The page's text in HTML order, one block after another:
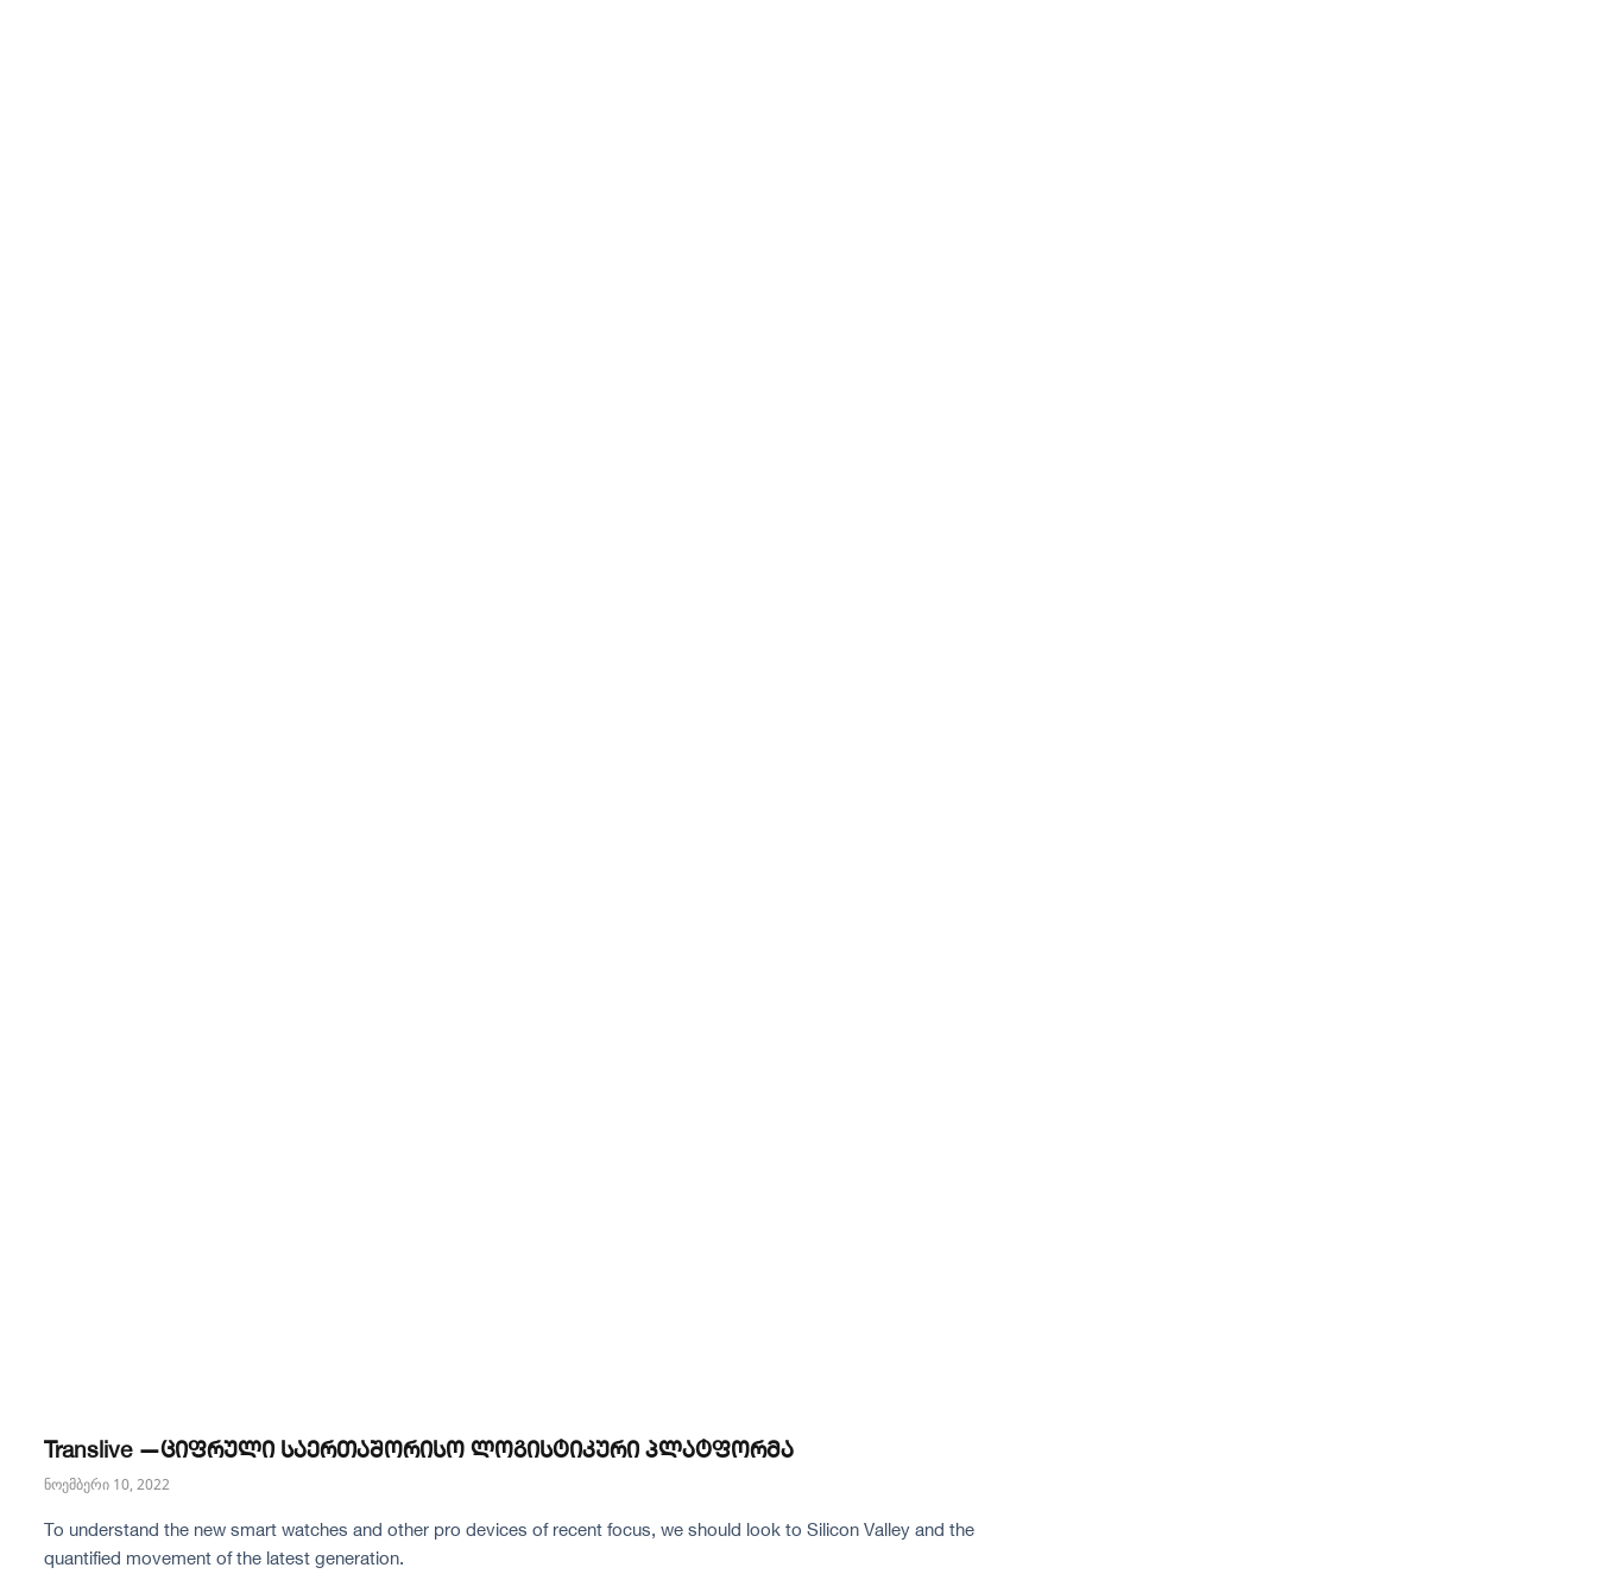
Translive —ციფრული საერთაშორისო ლოგისტიკური პლატფორმა
ნოემბერი 10, 2022
To understand the new smart watches and other pro devices of recent focus, we should look to Silicon Valley and the
quantified movement of the latest generation.